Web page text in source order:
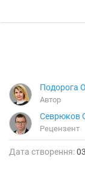
Подорога
Автор
Севрюков
Рецензент
Дата створення: